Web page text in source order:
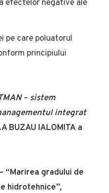
efectelor negative ale
pe care poluatorul
principiului
– sistem
integrat
BUZAU IALOMITA a
“Marirea gradului de
hidrotehnice”,